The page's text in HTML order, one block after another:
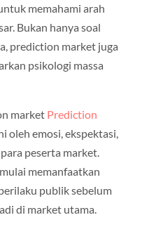
memahami arah
Bukan hanya soal
prediction market juga
psikologi massa
market Prediction
oleh emosi, ekspektasi,
peserta market.
memanfaatkan
publik sebelum
di market utama.